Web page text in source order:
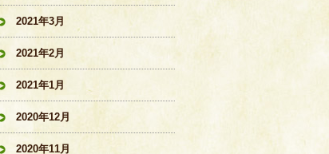
2021年3月
2021年2月
2021年1月
2020年12月
2020年11月